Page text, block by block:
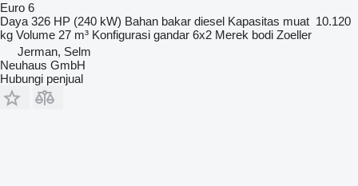
Euro 6
Daya 326 HP (240 kW) Bahan bakar diesel Kapasitas muat 10.120
kg Volume 27 m³ Konfigurasi gandar 6x2 Merek bodi Zoeller
Jerman, Selm
Neuhaus GmbH
Hubungi penjual